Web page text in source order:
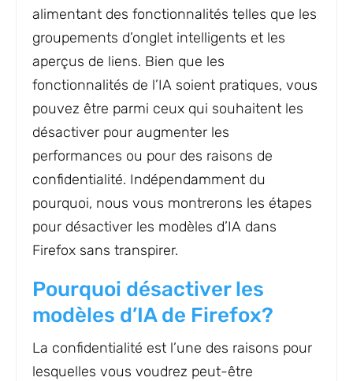
alimentant des fonctionnalités telles que les
groupements d’onglet intelligents et les
aperçus de liens. Bien que les
fonctionnalités de l’IA soient pratiques, vous
pouvez être parmi ceux qui souhaitent les
désactiver pour augmenter les
performances ou pour des raisons de
confidentialité. Indépendamment du
pourquoi, nous vous montrerons les étapes
pour désactiver les modèles d’IA dans
Firefox sans transpirer.
Pourquoi désactiver les
modèles d’IA de Firefox?
La confidentialité est l’une des raisons pour
lesquelles vous voudrez peut-être